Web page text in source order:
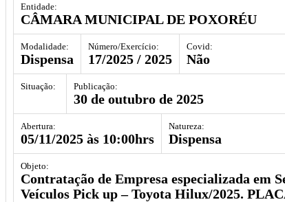
Entidade
CÂMARA MUNICIPAL DE POXORÉU
Modalidade
Dispensa
Número/Exercício
17/2025 / 2025
Covid
Não
Situação Publicação
30 de outubro de 2025
Abertura
05/11/2025 às 10:00hrs
Natureza
Dispensa
Objeto
Contratação de Empresa especializada em
Veículos Pick up – Toyota Hilux/2025.